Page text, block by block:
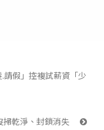
請假」控複試薪資「少
掃乾淨、封鎖消失